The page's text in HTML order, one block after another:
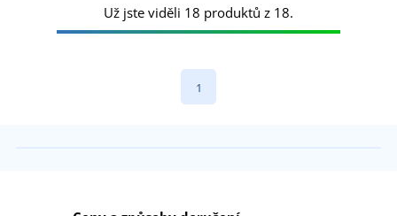
Už jste viděli 18 produktů z 18.
1